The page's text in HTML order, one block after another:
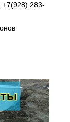
283-